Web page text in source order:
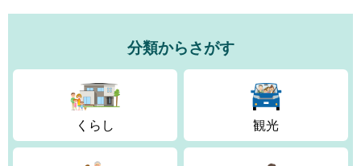
分類からさがす
くらし 観光